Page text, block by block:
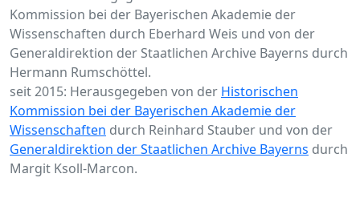
Kommission bei der Bayerischen Akademie der
Wissenschaften durch Eberhard Weis und von der
Generaldirektion der Staatlichen Archive Bayerns durch
Hermann Rumschöttel.
seit 2015: Herausgegeben von der Historischen
Kommission bei der Bayerischen Akademie der
Wissenschaften durch Reinhard Stauber und von der
Generaldirektion der Staatlichen Archive Bayerns durch
Margit Ksoll-Marcon.